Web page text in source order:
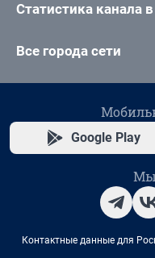
Статистика канала
Все города сети
Google Play
Мы
Контактные данные для